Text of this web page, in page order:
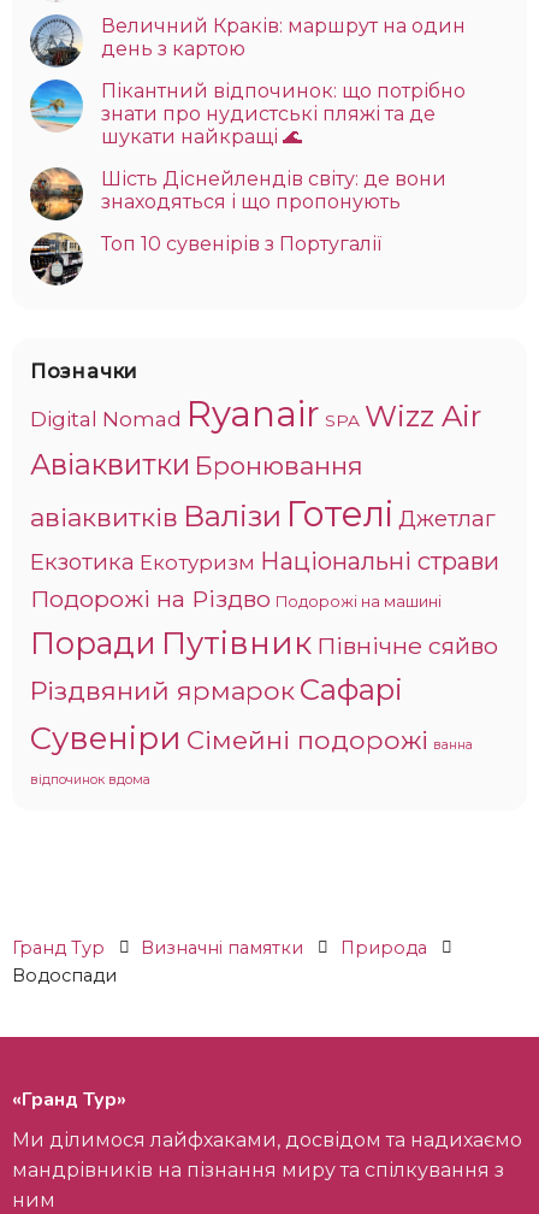
Величний Краків: маршрут на один
день з картою
Пікантний відпочинок: що потрібно
знати про нудистські пляжі та де
шукати найкращі 🌊
Шість Діснейлендів світу: де вони
знаходяться і що пропонують
Топ 10 сувенірів з Португалії
Позначки
Digital Nomad Ryanair SPA Wizz Air
Авіаквитки Бронювання
авіаквитків Валізи Готелі Джетлаг
Екзотика Екотуризм Національні страви
Подорожі на Різдво Подорожі на машині
Поради Путівник Північне сяйво
Різдвяний ярмарок Сафарі
Сувеніри Сімейні подорожі ванна
відпочинок вдома
Гранд Тур Визначні памятки
Природа
Водоспади
«Гранд Тур»
Ми ділимося лайфхаками, досвідом та надихаємо
мандрівників на пізнання миру та спілкування з
ним